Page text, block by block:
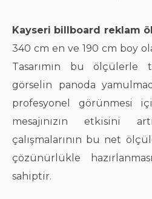
Kayseri billboard reklam
340 cm en ve 190 cm boy
Tasarımın bu ölçülerle
görselin panoda
profesyonel görünmesi
mesajınızın etkisini
çalışmalarının bu net
çözünürlükle
sahiptir.